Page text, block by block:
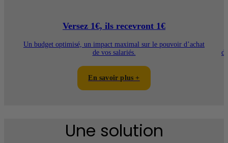
Versez 1€, ils recevront 1€
Un budget optimisé, un impact maximal sur le pouvoir d’achat
de vos salariés.
En savoir plus +
Une solution